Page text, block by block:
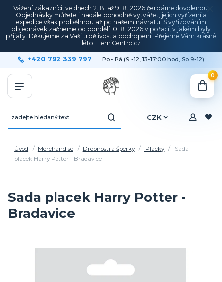
Vážení zákazníci, ve dnech 2. 8. až 9. 8. 2026 čerpáme dovolenou.
Objednávky můžete i nadále pohodlně vytvářet, jejich vyřízení a
expedice však proběhnou až po našem návratu. S vyřizováním
objednávek začneme od pondělí 10. 8. 2026 v pořadí, v jakém byly
přijaty. Děkujeme za Vaši trpělivost a pochopení. Přejeme Vám krásné
léto! HerniCentro.cz
CZK
+420 792 339 797 Po - Pá (9 -12, 13-17:00 hod, So 9-12)
0
Úvod Merchandise Drobnosti a šperky Placky
Sada
placek Harry Potter - Bradavice
Sada placek Harry Potter -
Bradavice